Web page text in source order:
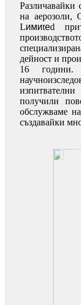
Различавайки
на аерозоли,
Lимиted
дейност и
16 години.
получили
обслужваме
създавайки